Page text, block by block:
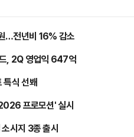
…전년비 16% 감소
, 2Q 영업익 647억
특식 선봬
프로모션' 실시
시지 3종 출시